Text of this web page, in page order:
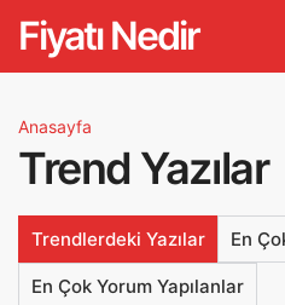
Fiyatı Nedir
Anasayfa
Trend Yazılar
Trendlerdeki Yazılar En
En Çok Yorum Yapılanlar